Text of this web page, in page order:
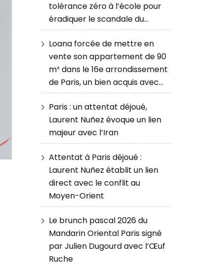
tolérance zéro à l’école pour
éradiquer le scandale du…
Loana forcée de mettre en
vente son appartement de 90
m² dans le 16e arrondissement
de Paris, un bien acquis avec…
Paris : un attentat déjoué,
Laurent Nuñez évoque un lien
majeur avec l’Iran
Attentat à Paris déjoué :
Laurent Nuñez établit un lien
direct avec le conflit au
Moyen-Orient
Le brunch pascal 2026 du
Mandarin Oriental Paris signé
par Julien Dugourd avec l’Œuf
Ruche